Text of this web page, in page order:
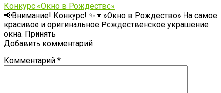
Конкурс «Окно в Рождество»
📢Внимание! Конкурс! ✨🎇»Окно в Рождество» На самое
красивое и оригинальное Рождественское украшение
окна. Принять
Добавить комментарий
Комментарий *